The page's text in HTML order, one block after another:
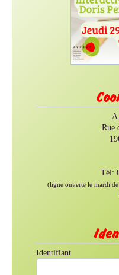
Rue
Tél:
(ligne ouverte le mardi
Identifiant